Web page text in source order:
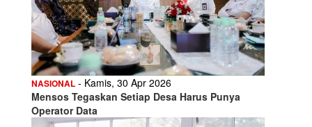
NASIONAL - Kamis, 30 Apr 2026
Mensos Tegaskan Setiap Desa Harus Punya
Operator Data